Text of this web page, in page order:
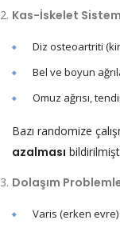
Kas-İskelet
Diz osteoartriti
Bel ve boyun
Omuz ağrısı,
Bazı randomize
azalması
Dolaşım
Varis (erken evre)